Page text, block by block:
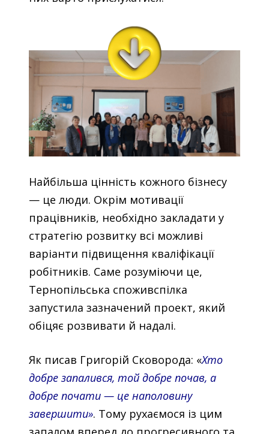
Найбільша цінність кожного бізнесу
— це люди. Окрім мотивації
працівників, необхідно закладати у
стратегію розвитку всі можливі
варіанти підвищення кваліфікації
робітників. Саме розуміючи це,
Тернопільська споживспілка
запустила зазначений проект, який
обіцяє розвивати й надалі.
Як писав Григорій Сковорода: «Хто
добре запалився, той добре почав, а
добре почати — це наполовину
завершити». Тому рухаємося із цим